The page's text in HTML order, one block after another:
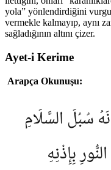
yola” yönlendirdiğini
vermekle kalmayıp, aynı
sağladığının altını çizer.
Ayet-i Kerime
Arapça Okunuşu:
سُبُلَ السَّلَامِ
بِإِذْنِهِ